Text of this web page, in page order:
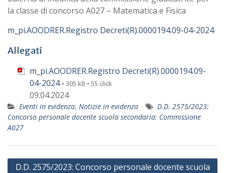
la classe di concorso A027 – Matematica e Fisica
m_pi.AOODRER.Registro Decreti(R).0000194.09-04-2024
Allegati
m_pi.AOODRER.Registro Decreti(R).0000194.09-
04-2024 • 305 kB • 55 click
09.04.2024
Eventi in evidenza, Notizie in evidenza
D.D. 2575/2023:
Concorso personale docente scuola secondaria: Commissione
A027
Navigazione
D.D. 2575/2023: Concorso personale docente scuola